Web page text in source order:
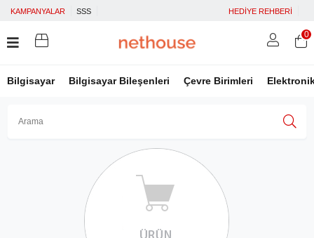
KAMPANYALAR SSS HEDİYE REHBERİ
Bilgisayar Bilgisayar Bileşenleri Çevre Birimleri
Üye Ol Facebook İle Bağlan
Google İle Bağlan
0